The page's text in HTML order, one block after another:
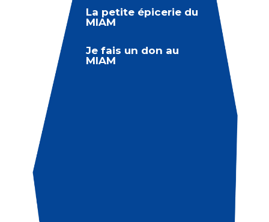
La petite épicerie du
MIAM
Je fais un don au
MIAM